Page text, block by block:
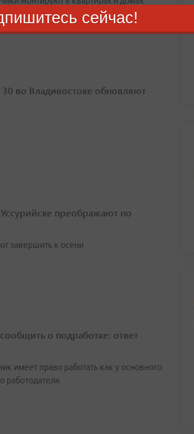
30 во Владивостоке обновляют
преображают по
завершить к осени
о подработке: ответ
имеет право работать как у основного
работодателя
сейчас!